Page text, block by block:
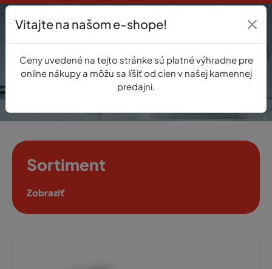
0
Sortiment
Zobraziť
Vitajte na našom e-shope!
Ceny uvedené na tejto stránke sú platné výhradne pre
online nákupy a môžu sa líšiť od cien v našej kamennej
predajni.